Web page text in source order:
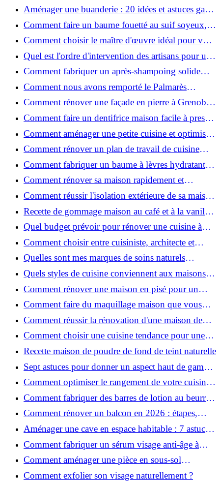
2026 ?
Aménager une buanderie : 20 idées et astuces gain
de place pour un espace fonctionnel et stylé
Comment faire un baume fouetté au suif soyeux,
fait maison ?
Comment choisir le maître d'œuvre idéal pour vos
travaux de rénovation ?
Quel est l'ordre d'intervention des artisans pour une
rénovation ?
Comment fabriquer un après-shampoing solide
naturel pour cheveux ?
Comment nous avons remporté le Palmarès
(Ré)HABITER 2025 : les coulisses du projet primé
?
Comment rénover une façade en pierre à Grenoble
: techniques, coûts et conseils
Comment faire un dentifrice maison facile à presser
?
Comment aménager une petite cuisine et optimiser
chaque centimètre carré ?
Comment rénover un plan de travail de cuisine
facilement : guide étape par étape
Comment fabriquer un baume à lèvres hydratant et
naturel au suif ?
Comment rénover sa maison rapidement et
efficacement ?
Comment réussir l'isolation extérieure de sa maison
pour une rénovation performante et durable ?
Recette de gommage maison au café et à la vanille
pour une peau douce
Quel budget prévoir pour rénover une cuisine à
Voiron en 2026 : coûts et aides locales ?
Comment choisir entre cuisiniste, architecte et
contractant général à Voiron ?
Quelles sont mes marques de soins naturels
préférées ?
Quels styles de cuisine conviennent aux maisons et
appartements du Voironnais ?
Comment rénover une maison en pisé pour un
habitat sain et performant ?
Comment faire du maquillage maison que vous
utiliserez vraiment ?
Comment réussir la rénovation d'une maison de
ville en 2026 ?
Comment choisir une cuisine tendance pour une
rénovation en 2026 ?
Recette maison de poudre de fond de teint naturelle
Sept astuces pour donner un aspect haut de gamme
à votre cuisine
Comment optimiser le rangement de votre cuisine
et gagner de la place ?
Comment fabriquer des barres de lotion au beurre
de karité ?
Comment rénover un balcon en 2026 : étapes,
budget et matériaux ?
Aménager une cave en espace habitable : 7 astuces
essentielles
Comment fabriquer un sérum visage anti-âge à
l'huile de rose musquée ?
Comment aménager une pièce en sous-sol
efficacement ?
Comment exfolier son visage naturellement ?